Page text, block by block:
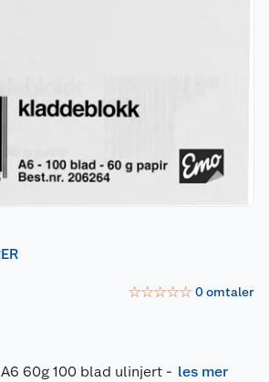
☆☆☆☆☆ 0omtaler
60g 100 blad ulinjert - les mer